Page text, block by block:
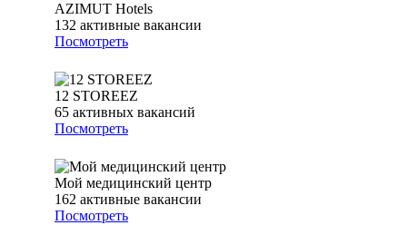
AZIMUT Hotels
132 активные вакансии
Посмотреть
12 STOREEZ
65 активных вакансий
Посмотреть
Мой медицинский центр
162 активные вакансии
Посмотреть